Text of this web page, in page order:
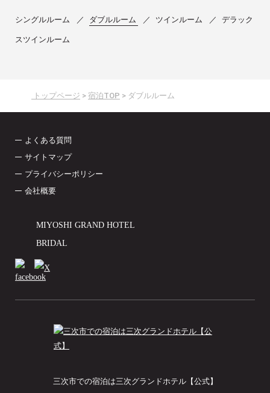
シングルルーム ダブルルーム ツインルーム デラック
スツインルーム
トップページ 宿泊TOP ダブルルーム
よくある質問
サイトマップ
プライバシーポリシー
会社概要
MIYOSHI GRAND HOTEL
BRIDAL
三次市での宿泊は三次グランドホテル【公式】